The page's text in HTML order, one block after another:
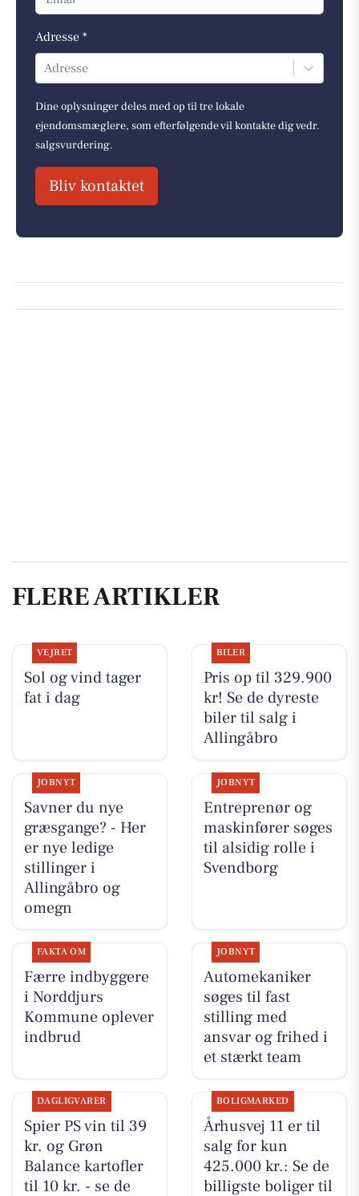
Adresse *
Adresse
Dine oplysninger deles med op til tre lokale
ejendomsmæglere, som efterfølgende vil kontakte dig vedr.
salgsvurdering.
Bliv kontaktet
FLERE ARTIKLER
VEJRET
Sol og vind tager
fat i dag
BILER
Pris op til 329.900
kr! Se de dyreste
biler til salg i
Allingåbro
JOBNYT
Savner du nye
græsgange? - Her
er nye ledige
stillinger i
Allingåbro og
omegn
JOBNYT
Entreprenør og
maskinfører søges
til alsidig rolle i
Svendborg
FAKTA OM
Færre indbyggere
i Norddjurs
Kommune oplever
indbrud
JOBNYT
Automekaniker
søges til fast
stilling med
ansvar og frihed i
et stærkt team
DAGLIGVARER
Spier PS vin til 39
kr. og Grøn
Balance kartofler
til 10 kr. - se de
BOLIGMARKED
Århusvej 11 er til
salg for kun
425.000 kr.: Se de
billigste boliger til